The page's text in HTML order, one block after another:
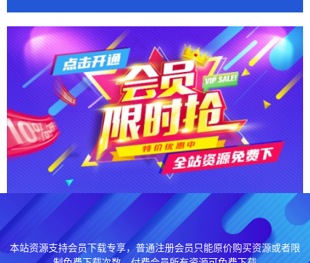
本站资源支持会员下载专享，普通注册会员只能原价购买资源或者限